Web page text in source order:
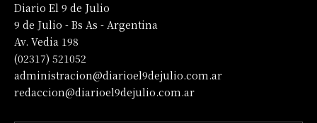
Diario El 9 de Julio
9 de Julio - Bs As - Argentina
Av. Vedia 198
(02317) 521052
administracion@diarioel9dejulio.com.ar
redaccion@diarioel9dejulio.com.ar